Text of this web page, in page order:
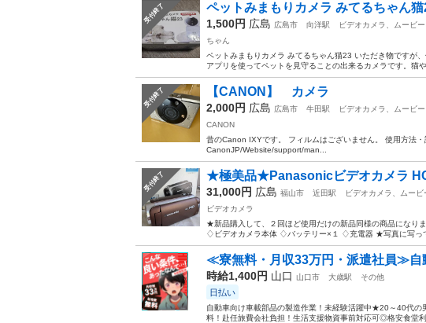
受付終了 ペットみまもりカメラ みてるちゃん
1,500円 広島 広島市 向洋駅
ビデオカメラ、ムービー
ちゃん
ペットみまもりカメラ みてるちゃん猫23 いただき物ですが
アプリを使ってペットを見守ることの出来るカメラです。猫
受付終了 【CANON】 カメラ
2,000円 広島 広島市 牛田駅
ビデオカメラ、ムービー
CANON
昔のCanon IXYです。 フィルムはございません。 使用方法
CanonJP/Website/support/man...
受付終了 ★極美品★Panasonicビデオカメラ
31,000円 広島 福山市 近田駅
ビデオカメラ、ムービ
ビデオカメラ
★新品購入して、２回ほど使用だけの新品同様の商品になり
♢ビデオカメラ本体 ♢バッテリー×１ ♢充電器 ★写真に写っ
≪寮無料・月収33万円・派遣社員≫自
時給1,400円 山口 山口市 大歳駅 その他
日払い
自動車向け車載部品の製造作業！未経験活躍中★20～40代
料！赴任旅費会社負担！生活支援物資事前対応可◎格安食堂